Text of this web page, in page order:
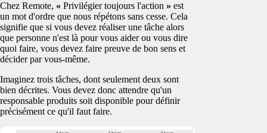
Chez Remote, « Privilégier toujours l'action » est
un mot d'ordre que nous répétons sans cesse. Cela
signifie que si vous devez réaliser une tâche alors
que personne n'est là pour vous aider ou vous dire
quoi faire, vous devez faire preuve de bon sens et
décider par vous-même.
Imaginez trois tâches, dont seulement deux sont
bien décrites. Vous devez donc attendre qu'un
responsable produits soit disponible pour définir
précisément ce qu'il faut faire.